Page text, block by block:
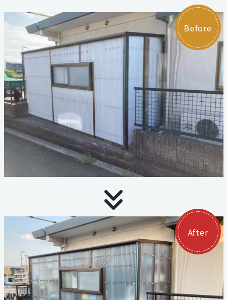
スタッフ紹介
お見積り・お問い合わせ
個人情報保護方針
サイトマップ
代表電話
059-324-3068
三泗エリア直通
059-324-3068
桑員エリア直通
059-315-4714
FAX
059-324-2941
Before
After